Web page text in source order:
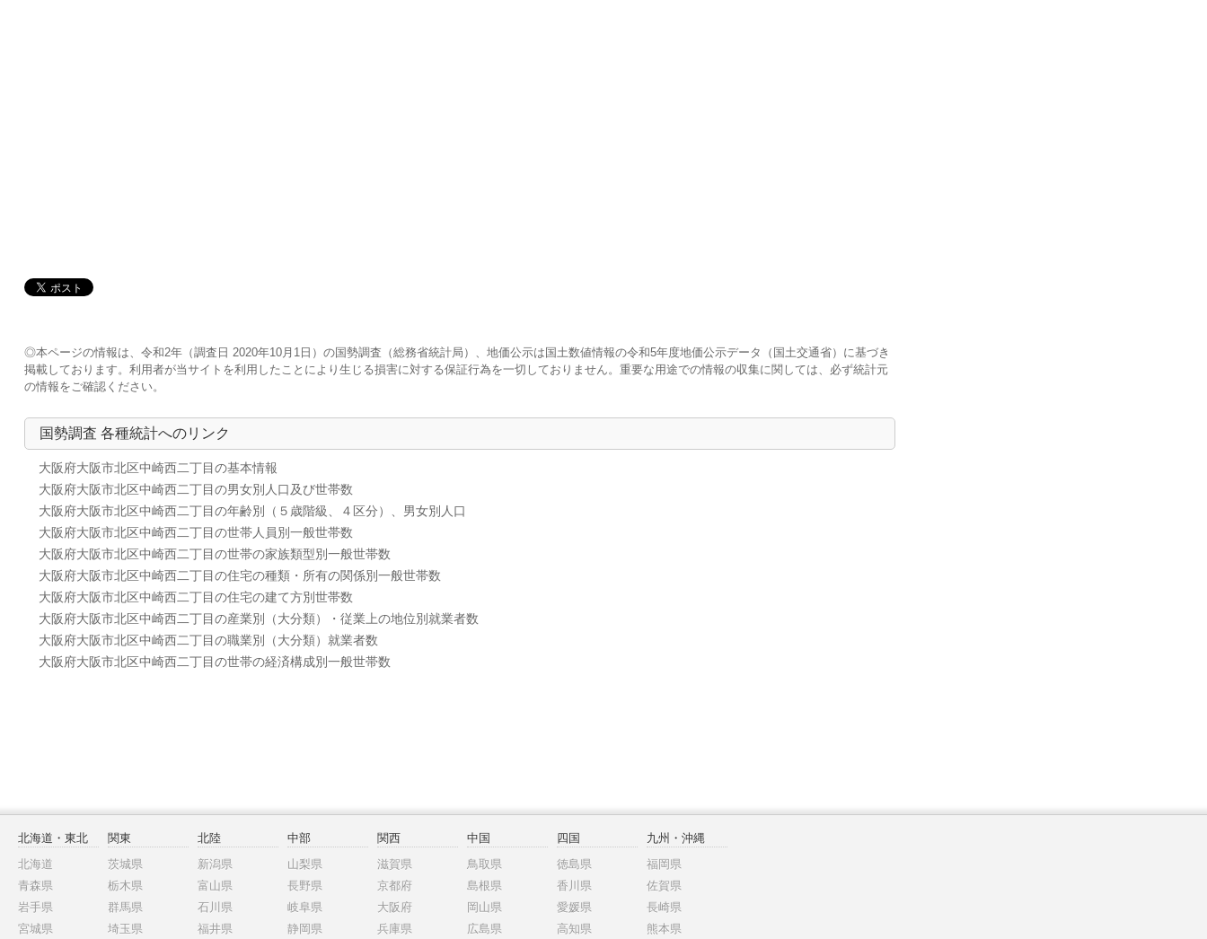
◎本ページの情報は、令和2年（調査日 2020年10月1日）の国勢調査（総務省統計局）、地価公示は国土数値情報の令和5年度地価公示データ（国土交通省）に基づき
掲載しております。利用者が当サイトを利用したことにより生じる損害に対する保証行為を一切しておりません。重要な用途での情報の収集に関しては、必ず統計元
の情報をご確認ください。
国勢調査 各種統計へのリンク
大阪府大阪市北区中崎西二丁目の基本情報
大阪府大阪市北区中崎西二丁目の男女別人口及び世帯数
大阪府大阪市北区中崎西二丁目の年齢別（５歳階級、４区分）、男女別人口
大阪府大阪市北区中崎西二丁目の世帯人員別一般世帯数
大阪府大阪市北区中崎西二丁目の世帯の家族類型別一般世帯数
大阪府大阪市北区中崎西二丁目の住宅の種類・所有の関係別一般世帯数
大阪府大阪市北区中崎西二丁目の住宅の建て方別世帯数
大阪府大阪市北区中崎西二丁目の産業別（大分類）・従業上の地位別就業者数
大阪府大阪市北区中崎西二丁目の職業別（大分類）就業者数
大阪府大阪市北区中崎西二丁目の世帯の経済構成別一般世帯数
北海道・東北
北海道
青森県
岩手県
宮城県
関東
茨城県
栃木県
群馬県
埼玉県
北陸
新潟県
富山県
石川県
福井県
中部
山梨県
長野県
岐阜県
静岡県
関西
滋賀県
京都府
大阪府
兵庫県
中国
鳥取県
島根県
岡山県
広島県
四国
徳島県
香川県
愛媛県
高知県
九州・沖縄
福岡県
佐賀県
長崎県
熊本県